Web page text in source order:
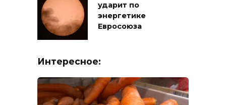
ударит по
энергетике
Евросоюза
Интересное: